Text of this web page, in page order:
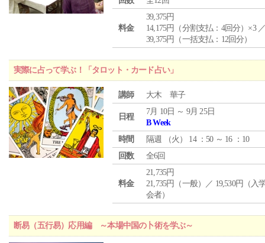
料金
39,375円
14,175円（分割支払：4回分）×3
39,375円（一括支払：12回分）
実際に占って学ぶ！「タロット・カード占い」
講師 大木 華子
日程
7月 10日 ～ 9月 25日
B Week
時間
隔週 （火 ） 14 ：50 ～ 16 ：10
回数
全6回
料金
21,735円
21,735円（一般）／ 19,530円（入
会者）
断易（五行易）応用編 ～本場中国の卜術を学ぶ～